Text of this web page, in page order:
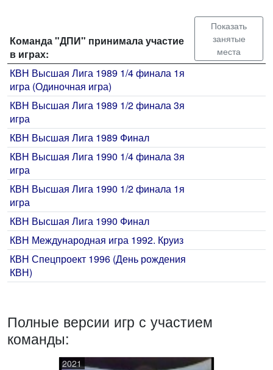
Команда "ДПИ" принимала участие
в играх:
Показать
занятые
места
КВН Высшая Лига 1989 1/4 финала 1я
игра (Одиночная игра)
КВН Высшая Лига 1989 1/2 финала 3я
игра
КВН Высшая Лига 1989 Финал
КВН Высшая Лига 1990 1/4 финала 3я
игра
КВН Высшая Лига 1990 1/2 финала 1я
игра
КВН Высшая Лига 1990 Финал
КВН Международная игра 1992. Круиз
КВН Спецпроект 1996 (День рождения
КВН)
Полные версии игр с участием
команды:
2021